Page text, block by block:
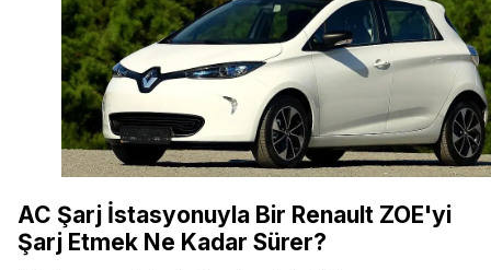
AC Şarj İstasyonuyla Bir Renault ZOE'yi
Şarj Etmek Ne Kadar Sürer?